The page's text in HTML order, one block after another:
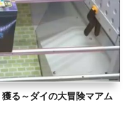
る～ダイの大冒険マアム